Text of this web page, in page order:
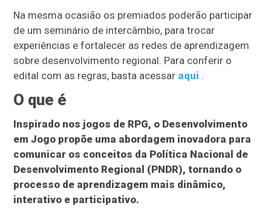
Na mesma ocasião os premiados poderão participar
de um seminário de intercâmbio, para trocar
experiências e fortalecer as redes de aprendizagem
sobre desenvolvimento regional. Para conferir o
edital com as regras, basta acessar aqui .
O que é
Inspirado nos jogos de RPG, o Desenvolvimento
em Jogo propõe uma abordagem inovadora para
comunicar os conceitos da Política Nacional de
Desenvolvimento Regional (PNDR), tornando o
processo de aprendizagem mais dinâmico,
interativo e participativo.